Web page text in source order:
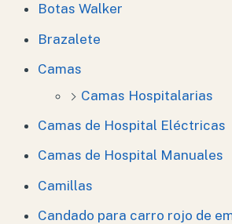
Botas Walker
Brazalete
Camas
Camas Hospitalarias
Camas de Hospital Eléctricas
Camas de Hospital Manuales
Camillas
Candado para carro rojo de